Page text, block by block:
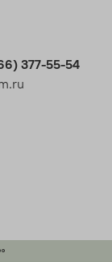
377-55-54